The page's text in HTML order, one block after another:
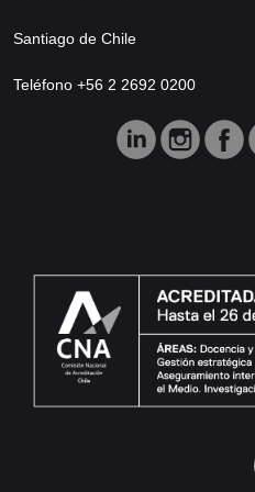
Santiago de Chile
Teléfono +56 2 2692 0200